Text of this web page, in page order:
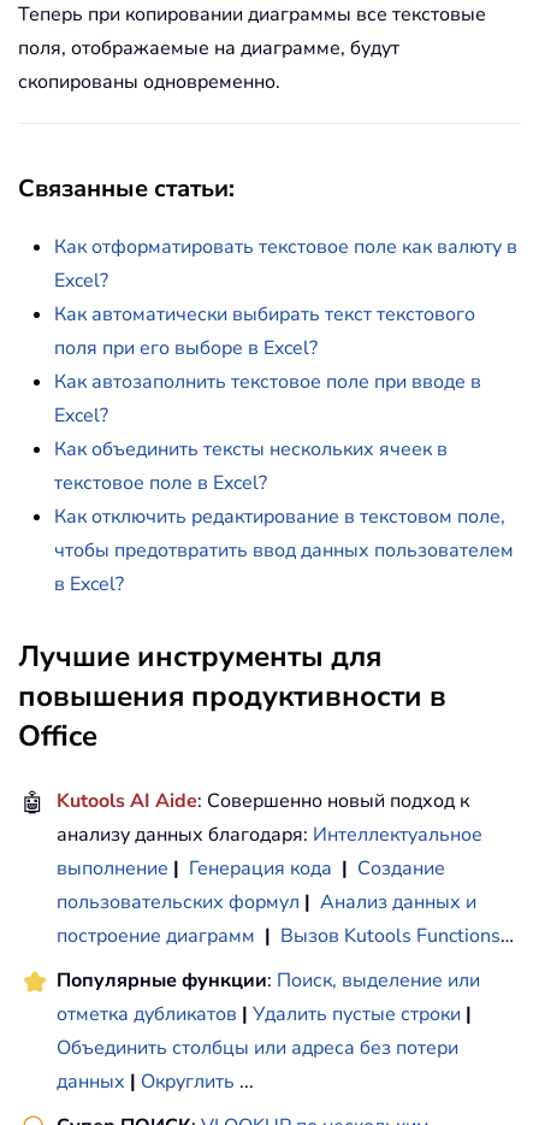
Теперь при копировании диаграммы все текстовые
поля, отображаемые на диаграмме, будут
скопированы одновременно.
Связанные статьи:
Как отформатировать текстовое поле как валюту в
Excel?
Как автоматически выбирать текст текстового
поля при его выборе в Excel?
Как автозаполнить текстовое поле при вводе в
Excel?
Как объединить тексты нескольких ячеек в
текстовое поле в Excel?
Как отключить редактирование в текстовом поле,
чтобы предотвратить ввод данных пользователем
в Excel?
Лучшие инструменты для
повышения продуктивности в
Office
🤖 Kutools AI Aide: Совершенно новый подход к
анализу данных благодаря: Интеллектуальное
выполнение | Генерация кода | Создание
пользовательских формул | Анализ данных и
построение диаграмм | Вызов Kutools Functions…
Популярные функции: Поиск, выделение или
отметка дубликатов | Удалить пустые строки |
Объединить столбцы или адреса без потери
данных | Округлить ...